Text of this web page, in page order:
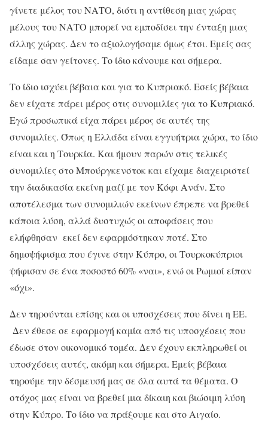
γίνετε μέλος του ΝΑΤΟ, διότι η αντίθεση μιας χώρας
μέλους του ΝΑΤΟ μπορεί να εμποδίσει την ένταξη μιας
άλλης χώρας. Δεν το αξιολογήσαμε όμως έτσι. Εμείς σας
είδαμε σαν γείτονες. Το ίδιο κάνουμε και σήμερα.
Το ίδιο ισχύει βέβαια και για το Κυπριακό. Εσείς βέβαια
δεν είχατε πάρει μέρος στις συνομιλίες για το Κυπριακό.
Εγώ προσωπικά είχα πάρει μέρος σε αυτές της
συνομιλίες. Όπως η Ελλάδα είναι εγγυήτρια χώρα, το ίδιο
είναι και η Τουρκία. Και ήμουν παρών στις τελικές
συνομιλίες στο Μπούργκενστοκ και είχαμε διαχειριστεί
την διαδικασία εκείνη μαζί με τον Κόφι Ανάν. Στο
αποτέλεσμα των συνομιλιών εκείνων έπρεπε να βρεθεί
κάποια λύση, αλλά δυστυχώς οι αποφάσεις που
ελήφθησαν εκεί δεν εφαρμόστηκαν ποτέ. Στο
δημοψήφισμα που έγινε στην Κύπρο, οι Τουρκοκύπριοι
ψήφισαν σε ένα ποσοστό 60% «ναι», ενώ οι Ρωμιοί είπαν
«όχι».
Δεν τηρούνται επίσης και οι υποσχέσεις που δίνει η ΕΕ.
Δεν έθεσε σε εφαρμογή καμία από τις υποσχέσεις που
έδωσε στον οικονομικό τομέα. Δεν έχουν εκπληρωθεί οι
υποσχέσεις αυτές, ακόμη και σήμερα. Εμείς βέβαια
τηρούμε την δέσμευσή μας σε όλα αυτά τα θέματα. Ο
στόχος μας είναι να βρεθεί μια δίκαιη και βιώσιμη λύση
στην Κύπρο. Το ίδιο να πράξουμε και στο Αιγαίο.